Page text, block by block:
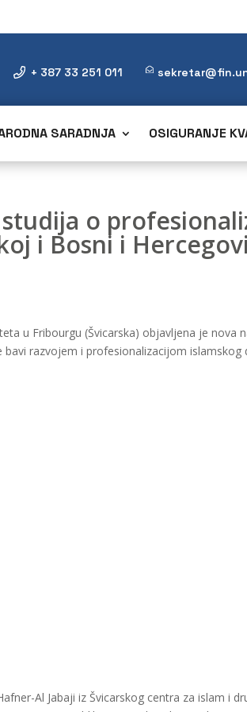
+ 387 33 251 011
SARADNJA OSIGURANJE
o
i Bosni i
u Fribourgu (Švicarska) objavljena je nova
bavi razvojem i profesionalizacijom
Al Jabaji iz Švicarskog centra za islam i